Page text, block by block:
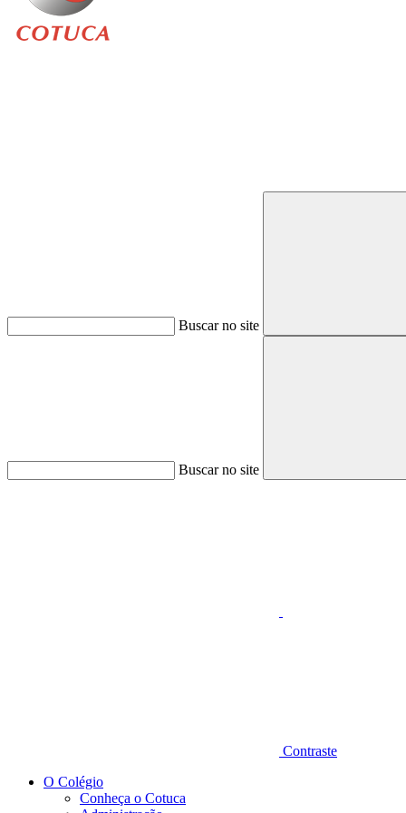
Buscar no site
Buscar no site
Contraste
O Colégio
Conheça o Cotuca